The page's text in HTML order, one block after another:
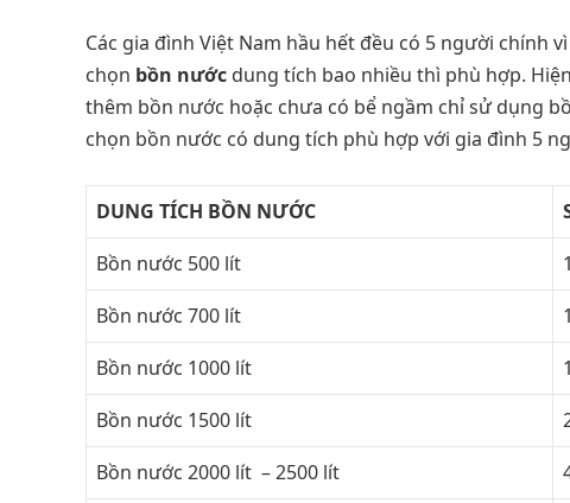
Các gia đình Việt Nam hầu hết đều có 5 người chính
chọn bồn nước dung tích bao nhiều thì phù hợp.
thêm bồn nước hoặc chưa có bể ngầm chỉ sử dụng
chọn bồn nước có dung tích phù hợp với gia đình 5
DUNG TÍCH BỒN NƯỚC
Bồn nước 500 lít
Bồn nước 700 lít
Bồn nước 1000 lít
Bồn nước 1500 lít
Bồn nước 2000 lít – 2500 lít